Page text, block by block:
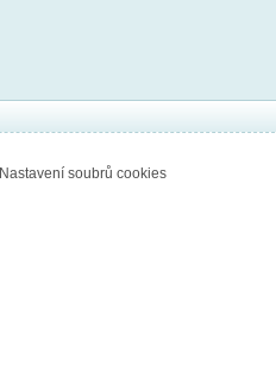
Nastavení soubrů cookies